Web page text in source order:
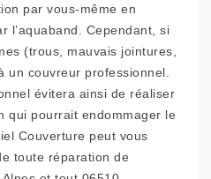
par vous-même en
l’aquaband. Cependant, si
(trous, mauvais jointures,
couvreur professionnel.
évitera ainsi de réaliser
qui pourrait endommager le
Couverture peut vous
toute réparation de